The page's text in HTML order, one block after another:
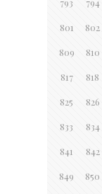
793 794
801 802
809 810
817 818
825 826
833 834
841 842
849 850